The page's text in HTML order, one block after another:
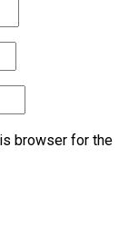
browser for the